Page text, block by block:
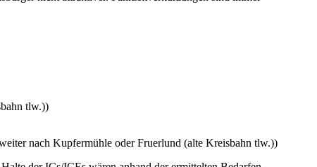
tlw.))
nach Kupfermühle oder Fruerlund (alte Kreisbahn tlw.))